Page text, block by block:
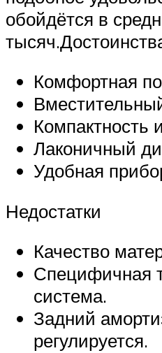
обойдётся в
Комфортная
Компактность
Лаконичный
Удобная
Недостатки
Качество
Специфичная
система.
Задний
регулируется.